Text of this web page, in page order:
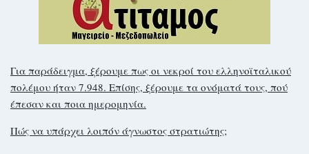
Για παράδειγμα, ξέρουμε πως οι νεκροί του ελληνοϊταλικού
πολέμου ήταν 7.948. Επίσης, ξέρουμε τα ονόματά τους, πού
έπεσαν και ποια ημερομηνία.
Πώς να υπάρχει λοιπόν άγνωστος στρατιώτης;